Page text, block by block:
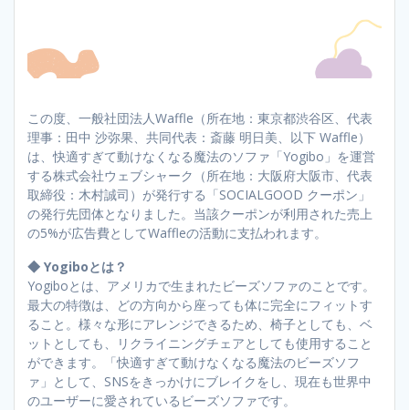
この度、一般社団法人Waffle（所在地：東京都渋谷区、代表
理事：田中 沙弥果、共同代表：斎藤 明日美、以下 Waffle）
は、快適すぎて動けなくなる魔法のソファ「Yogibo」を運営
する株式会社ウェブシャーク（所在地：大阪府大阪市、代表
取締役：木村誠司）が発行する「SOCIALGOOD クーポン」
の発行先団体となりました。当該クーポンが利用された売上
の5%が広告費としてWaffleの活動に支払われます。
◆ Yogiboとは？
Yogiboとは、アメリカで生まれたビーズソファのことです。
最大の特徴は、どの方向から座っても体に完全にフィットす
ること。様々な形にアレンジできるため、椅子としても、ベ
ットとしても、リクライニングチェアとしても使用すること
ができます。「快適すぎて動けなくなる魔法のビーズソフ
ァ」として、SNSをきっかけにブレイクをし、現在も世界中
のユーザーに愛されているビーズソファです。